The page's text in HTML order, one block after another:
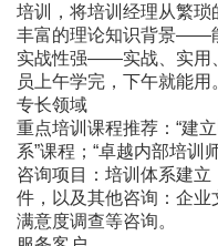
培训，将培训经理从繁琐
丰富的理论知识背景――
实战性强――实战、实用
员上午学完，下午就能用
专长领域
重点培训课程推荐：“建
系”课程；“卓越内部培训
咨询项目：培训体系建
件，以及其他咨询：企业
满意度调查等咨询。